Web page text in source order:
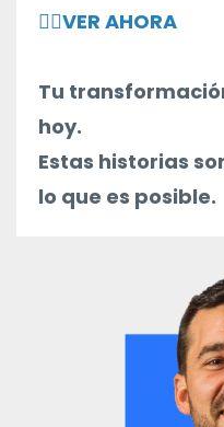
👉🏻VER AHORA
Tu
hoy.
Estas historias
lo que es posible.